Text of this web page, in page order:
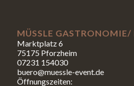
MÜSSLE GASTRONOMIE/
Marktplatz 6
75175 Pforzheim
07231 154030
buero@muessle-event.de
Öffnungszeiten: